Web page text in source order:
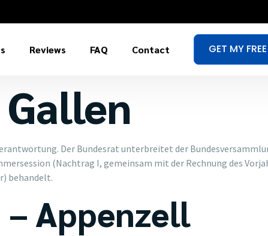
Reviews FAQ Contact GET MY
Der Bundesrat unterbreitet der
(Nachtrag I, gemeinsam mit der Rechnung des
behandelt.
Appenzell